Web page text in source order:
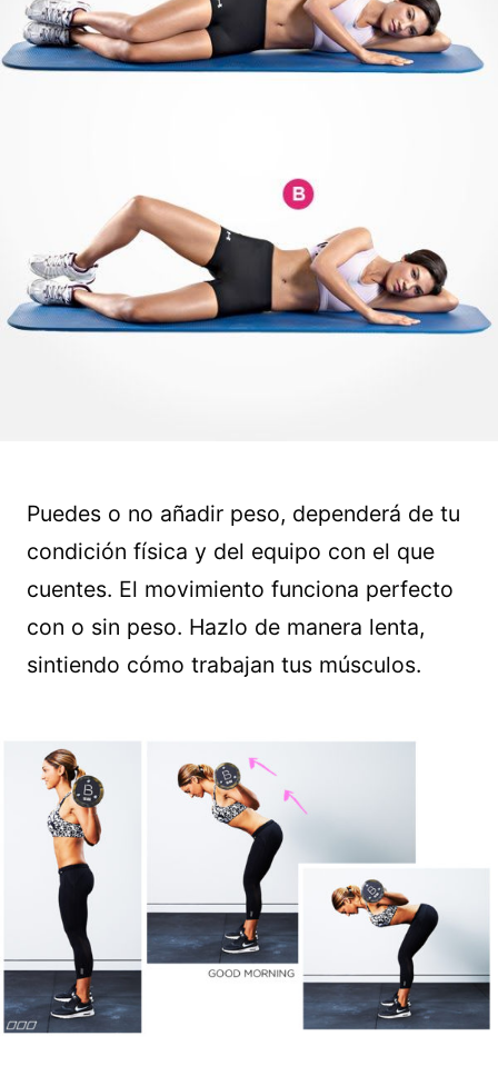
Puedes o no añadir peso, dependerá de tu
condición física y del equipo con el que
cuentes. El movimiento funciona perfecto
con o sin peso. Hazlo de manera lenta,
sintiendo cómo trabajan tus músculos.